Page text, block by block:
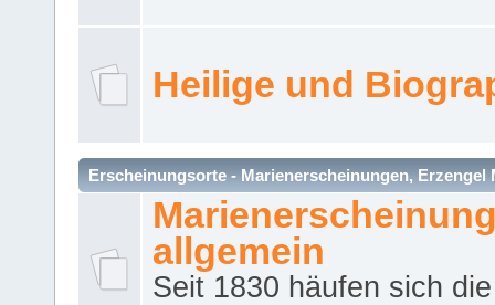
Heilige und
Erscheinungsorte - Marienerscheinungen, Erzengel
allgemein
Seit 1830 häufen sich